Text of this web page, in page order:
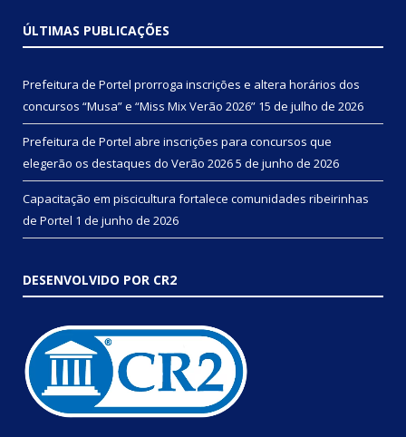
ÚLTIMAS PUBLICAÇÕES
Prefeitura de Portel prorroga inscrições e altera horários dos
concursos “Musa” e “Miss Mix Verão 2026” 15 de julho de 2026
Prefeitura de Portel abre inscrições para concursos que
elegerão os destaques do Verão 20265 de junho de 2026
Capacitação em piscicultura fortalece comunidades ribeirinhas
de Portel 1 de junho de 2026
DESENVOLVIDO POR CR2